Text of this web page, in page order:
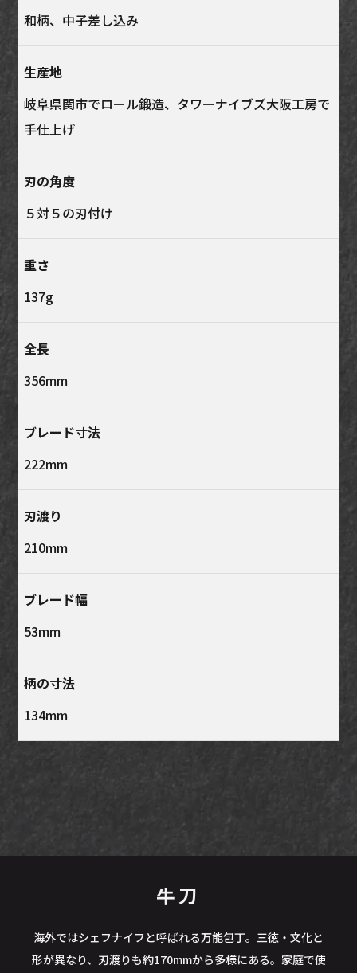
和柄、中子差し込み
生産地
岐阜県関市でロール鍛造、タワーナイブズ大阪工房で
手仕上げ
刃の角度
５対５の刃付け
重さ
137g
全長
356mm
ブレード寸法
222mm
刃渡り
210mm
ブレード幅
53mm
柄の寸法
134mm
牛刀
海外ではシェフナイフと呼ばれる万能包丁。三徳・文化と
形が異なり、刃渡りも約170mmから多様にある。家庭で使